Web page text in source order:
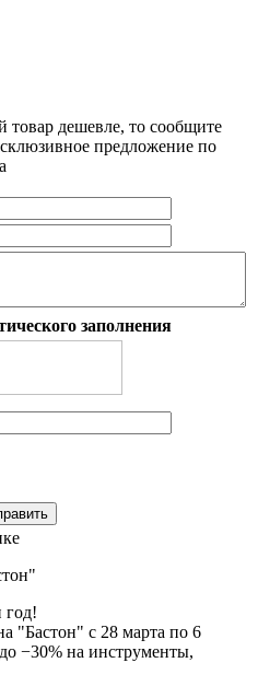
товар дешевле, то сообщите
предложение по
заполнения
год!
"Бастон" с 28 марта по 6
−30% на инструменты,